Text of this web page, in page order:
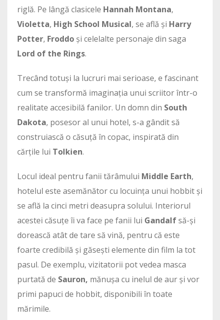
riglă. Pe lângă clasicele Hannah Montana,
Violetta, High School Musical, se află și Harry
Potter, Froddo și celelalte personaje din saga
Lord of the Rings.
Trecând totuși la lucruri mai serioase, e fascinant
cum se transformă imaginația unui scriitor într-o
realitate accesibilă fanilor. Un domn din South
Dakota, posesor al unui hotel, s-a gândit să
construiască o căsuță în copac, inspirată din
cărțile lui Tolkien.
Locul ideal pentru fanii tărâmului Middle Earth,
hotelul este asemănător cu locuința unui hobbit și
se află la cinci metri deasupra solului. Interiorul
acestei căsuțe îi va face pe fanii lui Gandalfsă-și
dorească atât de tare să vină, pentru că este
foarte credibilă și găsești elemente din film la tot
pasul. De exemplu, vizitatorii pot vedea masca
purtată de Sauron, mănușa cu inelul de aur și vor
primi papuci de hobbit, disponibili în toate
mărimile.